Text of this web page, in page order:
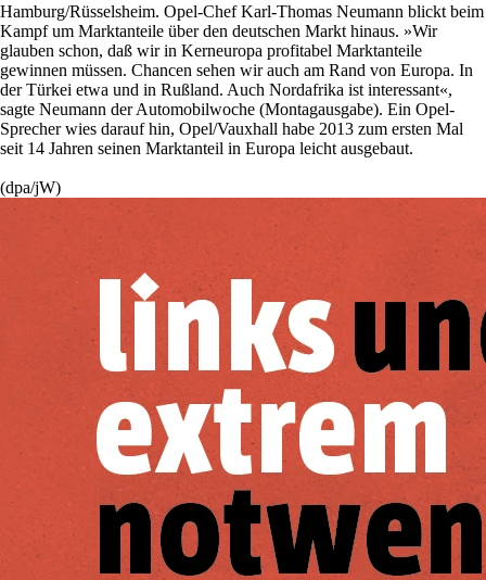
Hamburg/Rüsselsheim. Opel-Chef Karl-Thomas Neumann blickt beim
Kampf um Marktanteile über den deutschen Markt hinaus. »Wir
glauben schon, daß wir in Kerneuropa profitabel Marktanteile
gewinnen müssen. Chancen sehen wir auch am Rand von Europa. In
der Türkei etwa und in Rußland. Auch Nord­afrika ist interessant«,
sagte Neumann der Automobilwoche (Montagausgabe). Ein Opel-
Sprecher wies darauf hin, Opel/Vauxhall habe 2013 zum ersten Mal
seit 14 Jahren seinen Marktanteil in Europa leicht ausgebaut.
(dpa/jW)